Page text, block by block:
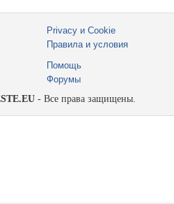
Privacy и Cookie
Правила и условия
Помощь
Форумы
- Все права защищены.